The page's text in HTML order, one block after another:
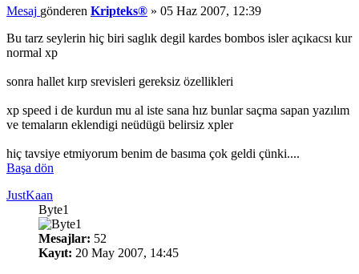
Mesaj gönderen Kripteks® » 05 Haz 2007, 12:39
Bu tarz seylerin hiç biri saglık degil kardes bombos isler açıkacsı kur
normal xp
sonra hallet kırp srevisleri gereksiz özellikleri
xp speed i de kurdun mu al iste sana hız bunlar saçma sapan yazılım
ve temaların eklendigi neüdügü belirsiz xpler
hiç tavsiye etmiyorum benim de basıma çok geldi çünki....
Başa dön
JustKaan
Byte1
Mesajlar: 52
Kayıt: 20 May 2007, 14:45